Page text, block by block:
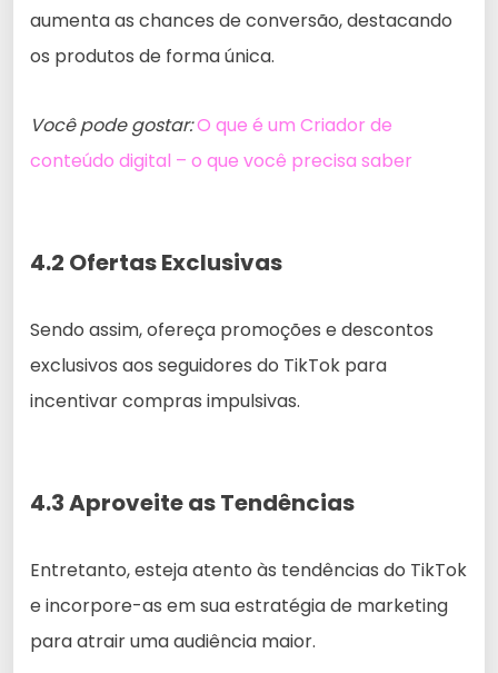
aumenta as chances de conversão, destacando
os produtos de forma única.
Você pode gostar:O que é um Criador de
conteúdo digital – o que você precisa saber
4.2 Ofertas Exclusivas
Sendo assim, ofereça promoções e descontos
exclusivos aos seguidores do TikTok para
incentivar compras impulsivas.
4.3 Aproveite as Tendências
Entretanto, esteja atento às tendências do TikTok
e incorpore-as em sua estratégia de marketing
para atrair uma audiência maior.